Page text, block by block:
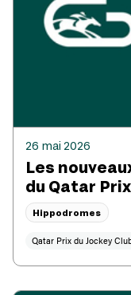
26 mai 2026
Les
du Qatar
Hippodromes
Qatar Prix du Jockey